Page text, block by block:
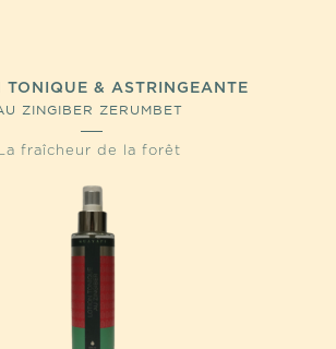
TONIQUE & ASTRINGEANTE
ZINGIBER ZERUMBET
La fraîcheur de la forêt